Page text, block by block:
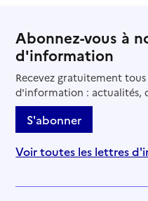
Abonnez-vous à
d'information
Recevez gratuitement
d'information : actualités,
S'abonner
Voir toutes les lettres